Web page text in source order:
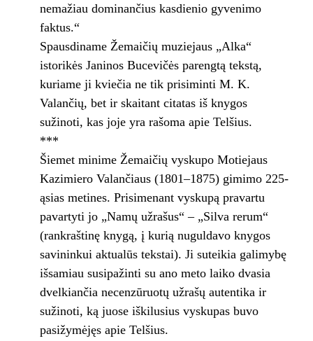
nemažiau dominančius kasdienio gyvenimo
faktus.“
Spausdiname Žemaičių muziejaus „Alka“
istorikės Janinos Bucevičės parengtą tekstą,
kuriame ji kviečia ne tik prisiminti M. K.
Valančių, bet ir skaitant citatas iš knygos
sužinoti, kas joje yra rašoma apie Telšius.
***
Šiemet minime Žemaičių vyskupo Motiejaus
Kazimiero Valančiaus (1801–1875) gimimo 225-
ąsias metines. Prisimenant vyskupą pravartu
pavartyti jo „Namų užrašus“ – „Silva rerum“
(rankraštinę knygą, į kurią nuguldavo knygos
savininkui aktualūs tekstai). Ji suteikia galimybę
išsamiau susipažinti su ano meto laiko dvasia
dvelkiančia necenzūruotų užrašų autentika ir
sužinoti, ką juose iškilusius vyskupas buvo
pasižymėjęs apie Telšius.